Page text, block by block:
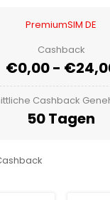
PremiumSIM DE
Cashback
€0,00 -
Cashback
50 Tagen